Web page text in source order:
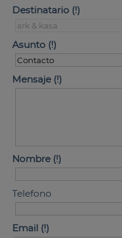
Destinatario
Asunto
Mensaje
Nombre
Telefono
Email